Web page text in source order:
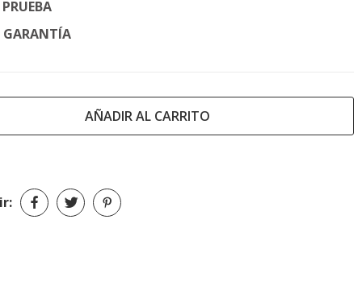
GARANTÍA
AÑADIR AL CARRITO